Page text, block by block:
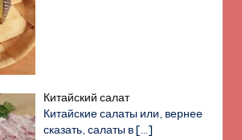
Китайский салат
Китайские салаты или, вернее
сказать, салаты в[…]